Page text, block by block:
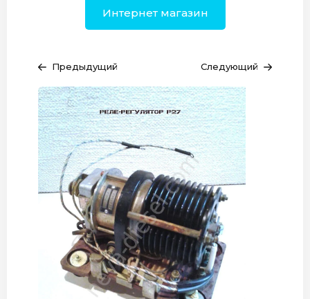
Интернет магазин
Предыдущий Следующий